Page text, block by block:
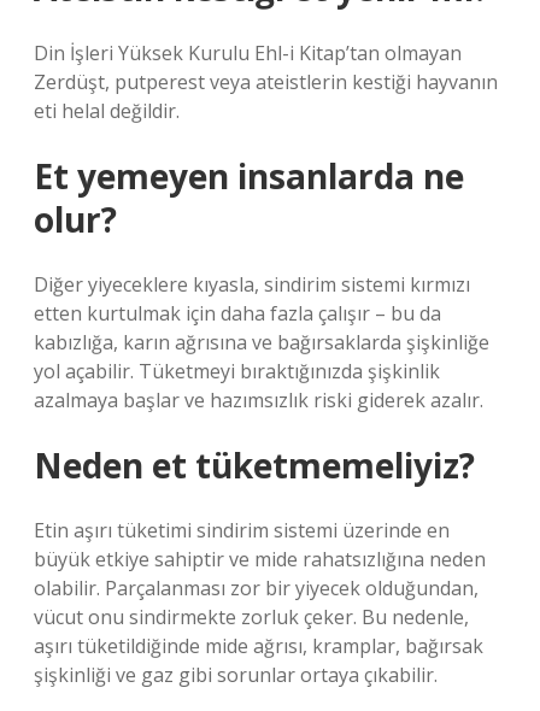
Din İşleri Yüksek Kurulu Ehl-i Kitap’tan olmayan
Zerdüşt, putperest veya ateistlerin kestiği hayvanın
eti helal değildir.
Et yemeyen insanlarda ne
olur?
Diğer yiyeceklere kıyasla, sindirim sistemi kırmızı
etten kurtulmak için daha fazla çalışır – bu da
kabızlığa, karın ağrısına ve bağırsaklarda şişkinliğe
yol açabilir. Tüketmeyi bıraktığınızda şişkinlik
azalmaya başlar ve hazımsızlık riski giderek azalır.
Neden et tüketmemeliyiz?
Etin aşırı tüketimi sindirim sistemi üzerinde en
büyük etkiye sahiptir ve mide rahatsızlığına neden
olabilir. Parçalanması zor bir yiyecek olduğundan,
vücut onu sindirmekte zorluk çeker. Bu nedenle,
aşırı tüketildiğinde mide ağrısı, kramplar, bağırsak
şişkinliği ve gaz gibi sorunlar ortaya çıkabilir.